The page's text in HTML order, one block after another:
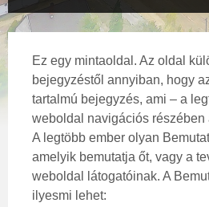
Ez egy mintaoldal. Az oldal
bejegyzéstől annyiban, hogy
tartalmú bejegyzés, ami – a
weboldal navigációs részében
A legtöbb ember olyan
amelyik bemutatja őt, vagy a
weboldal látogatóinak. A
ilyesmi lehet: